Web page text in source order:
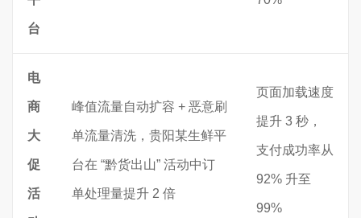
台
电
商
大
促
活
峰值流量自动扩容 + 恶意刷
单流量清洗，贵阳某生鲜平
台在 “黔货出山” 活动中订
单处理量提升 2 倍
页面加载速度
提升 3 秒，
支付成功率从
92% 升至
99%